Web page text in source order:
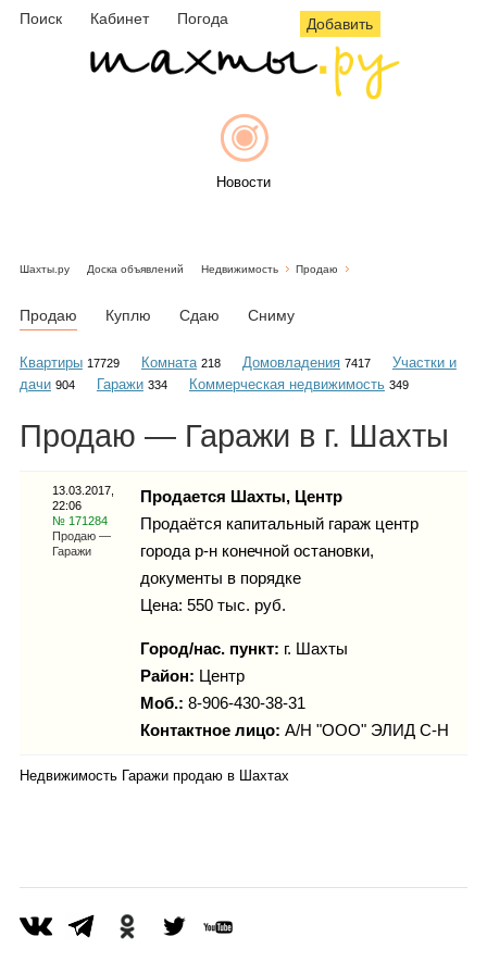
Поиск Кабинет Погода Добавить
Новости
Объявления
Каталог
Гороскоп
Шахты.ру Доска объявлений Недвижимость Продаю
Продаю Куплю Сдаю Сниму
Квартиры 17729 Комната 218 Домовладения 7417
Участки и
дачи 904 Гаражи 334 Коммерческая недвижимость 349
Продаю — Гаражи в г. Шахты
13.03.2017,
22:06
№ 171284
Продаю —
Гаражи
Продается Шахты, Центр
Продаётся капитальный гараж центр
города р-н конечной остановки,
документы в порядке
Цена: 550 тыс. руб.
Город/нас. пункт: г. Шахты
Район: Центр
Моб.: 8-906-430-38-31
Контактное лицо: А/Н "ООО" ЭЛИД С-Н
Недвижимость Гаражи продаю в Шахтах